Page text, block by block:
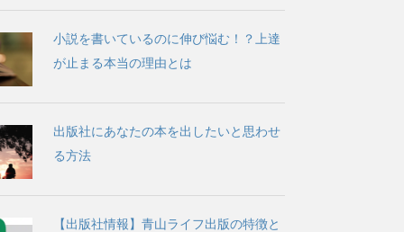
小説を書いているのに伸び悩む！？上達
が止まる本当の理由とは
出版社にあなたの本を出したいと思わせ
る方法
【出版社情報】青山ライフ出版の特徴と